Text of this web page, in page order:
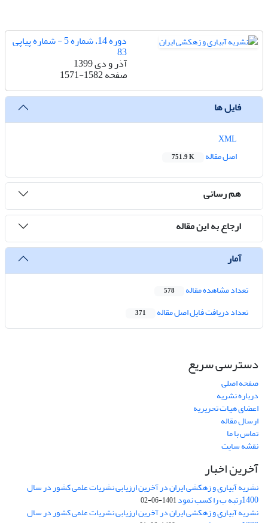
دوره 14، شماره 5 - شماره پیاپی
83
آذر و دی 1399
صفحه1571-1582
فایل ها
اصل مقاله
751.9 K
هم رسانی
ارجاع به این مقاله
آمار
تعداد مشاهده مقاله 578
تعداد دریافت فایل اصل مقاله 371
دسترسی سریع
صفحه اصلی
درباره نشریه
اعضای هیات تحریریه
ارسال مقاله
تماس با ما
نقشه سایت
آخرین اخبار
نشریه آبیاری و زهکشی ایران در آخرین ارزیابی نشریات علمی کشور در سال
1400رتبه ب را کسب نمود 1401-06-02
نشریه آبیاری و زهکشی ایران در آخرین ارزیابی نشریات علمی کشور در سال